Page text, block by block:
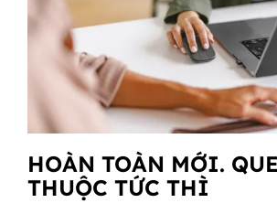
HOÀN TOÀN MỚI.
THUỘC TỨC THÌ